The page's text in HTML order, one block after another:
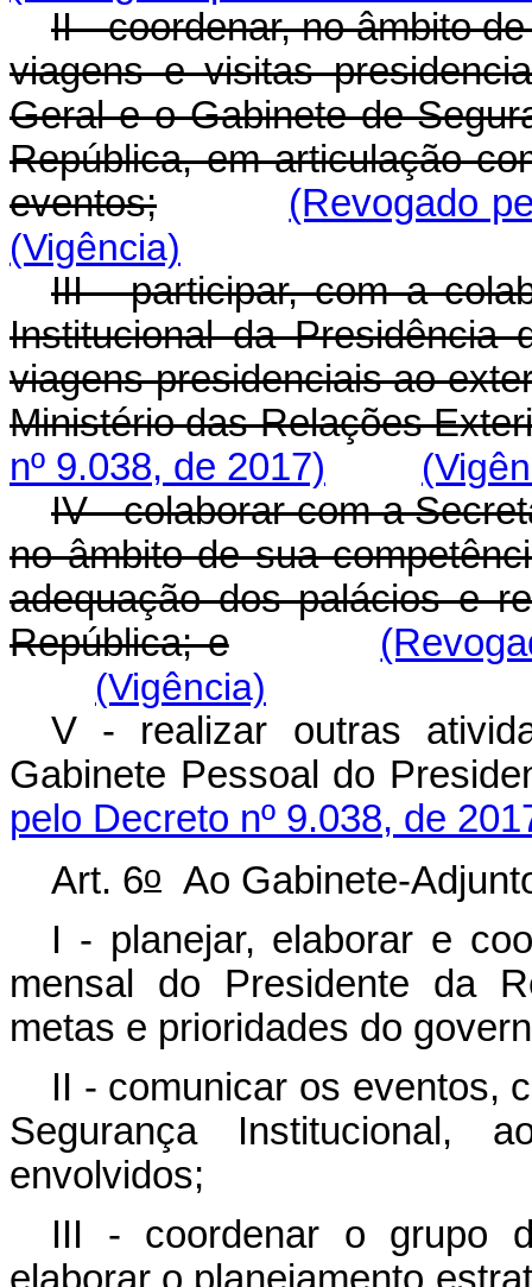
II - coordenar, no âmbito
viagens e visitas
Geral e o Gabinete de
República, em articulação
eventos;
(Revogado
(Vigência)
III - participar, com a
Institucional da Presidência
viagens presidenciais ao
Ministério das Relações
nº 9.038, de 2017)
IV - colaborar com a
no âmbito de sua
adequação dos palácios e
República; e
(Vigência)
V - realizar outras
Gabinete Pessoal do
pelo Decreto nº 9.038, de
Art. 6o
Ao Gabinete-
I - planejar, elaborar e
mensal do Presidente da
metas e prioridades do
II - comunicar os eventos,
Segurança Institucional,
envolvidos;
III - coordenar o grupo
elaborar o planejamento